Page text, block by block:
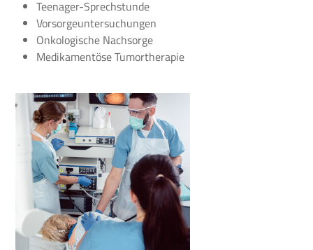
Teenager-Sprechstunde
Vorsorgeuntersuchungen
Onkologische Nachsorge
Medikamentöse Tumortherapie